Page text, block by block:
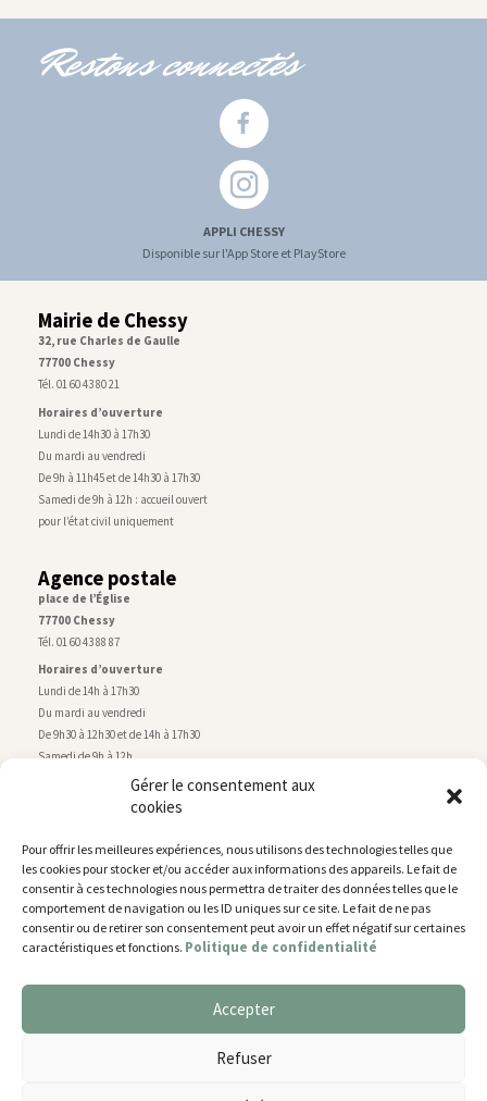
Gérer le consentement aux
cookies
Pour offrir les meilleures expériences, nous utilisons des technologies telles que
les cookies pour stocker et/ou accéder aux informations des appareils. Le fait de
consentir à ces technologies nous permettra de traiter des données telles que le
comportement de navigation ou les ID uniques sur ce site. Le fait de ne pas
consentir ou de retirer son consentement peut avoir un effet négatif sur certaines
caractéristiques et fonctions. Politique de confidentialité
Accepter
Refuser
Restons connectés
APPLI CHESSY
Disponible sur l'App Store et PlayStore
Mairie de Chessy
32, rue Charles de Gaulle
77700 Chessy
Tél. 01 60 43 80 21
Horaires d’ouverture
Lundi de 14h30 à 17h30
Du mardi au vendredi
De 9h à 11h45 et de 14h30 à 17h30
Samedi de 9h à 12h : accueil ouvert
pour l’état civil uniquement
Agence postale
place de l’Église
77700 Chessy
Tél. 01 60 43 88 87
Horaires d’ouverture
Lundi de 14h à 17h30
Du mardi au vendredi
De 9h30 à 12h30 et de 14h à 17h30
Samedi de 9h à 12h
Service technique
rue de Montry–77700 Chessy
Tél. 01 60 43 52 63
Horaires d’ouverture
Lundi, mardi et jeudi
De 9h à 11h45 et de 14h30 à 17h30
Nous utilisons des cookies pour vous offrir la meilleure
You can find out more about which cookies we are using or